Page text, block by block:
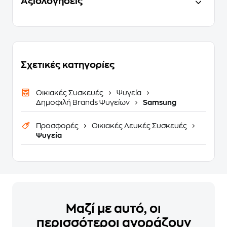
Σχετικές κατηγορίες
Οικιακές Συσκευές
Ψυγεία
Δημοφιλή Brands Ψυγείων
Samsung
Προσφορές
Οικιακές Λευκές Συσκευές
Ψυγεία
Μαζί με αυτό, οι
περισσότεροι αγοράζουν